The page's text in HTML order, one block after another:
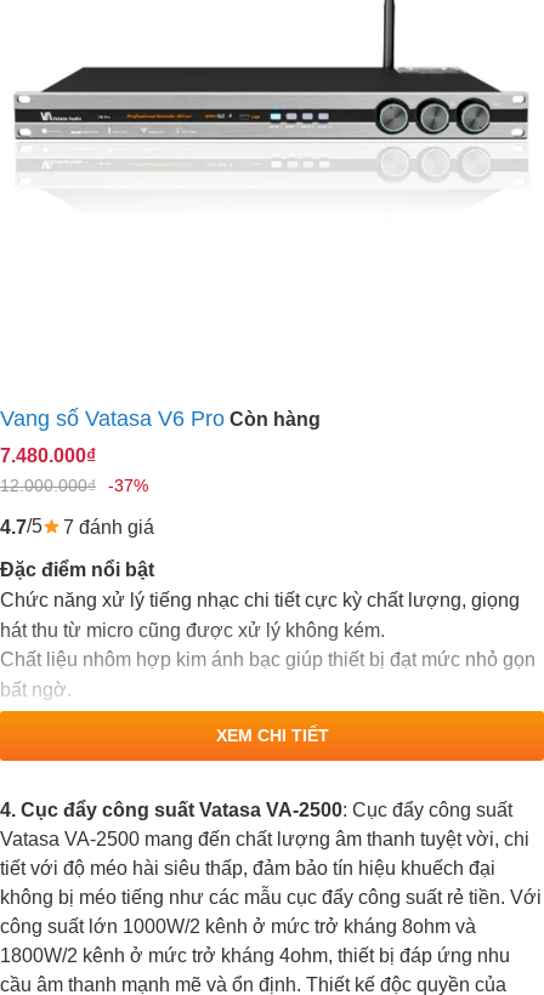
Vang số Vatasa V6 Pro Còn hàng
7.480.000₫
12.000.000₫ -37%
4.7/5 7 đánh giá
Đặc điểm nổi bật
Chức năng xử lý tiếng nhạc chi tiết cực kỳ chất lượng, giọng
hát thu từ micro cũng được xử lý không kém.
Chất liệu nhôm hợp kim ánh bạc giúp thiết bị đạt mức nhỏ gọn
bất ngờ.
XEM CHI TIẾT
4. Cục đẩy công suất Vatasa VA-2500: Cục đẩy công suất
Vatasa VA-2500 mang đến chất lượng âm thanh tuyệt vời, chi
tiết với độ méo hài siêu thấp, đảm bảo tín hiệu khuếch đại
không bị méo tiếng như các mẫu cục đẩy công suất rẻ tiền. Với
công suất lớn 1000W/2 kênh ở mức trở kháng 8ohm và
1800W/2 kênh ở mức trở kháng 4ohm, thiết bị đáp ứng nhu
cầu âm thanh mạnh mẽ và ổn định. Thiết kế độc quyền của